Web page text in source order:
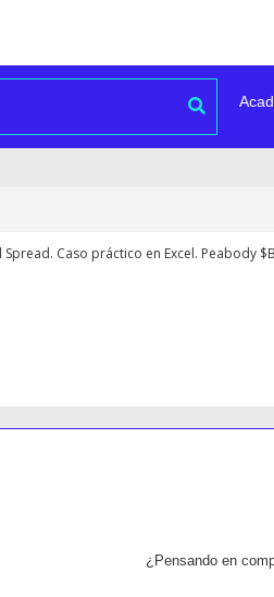
Caso práctico en Excel. Peabody
¿Pensando en